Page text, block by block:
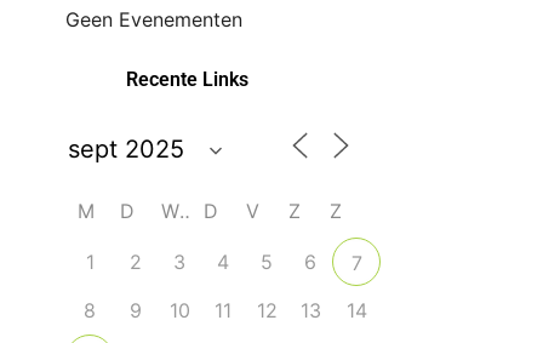
Geen Evenementen
Recente Links
M D W D V Z Z
1 2 3 4 5 6
7
8
9 10 11 12 13 14